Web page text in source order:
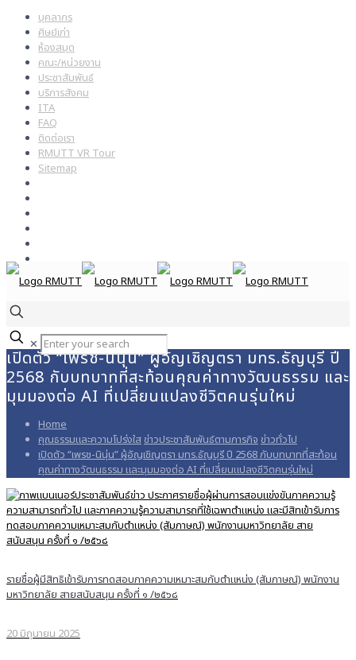
บุคลากร
ศิษย์เก่า
ห้องสมุด
คณะ/หน่วยงาน
ประชาสัมพันธ์
บริการสังคม
ITA
FAQ
ติดต่อเรา
RMUTT VR Tour
Sitemap
✕
เปิดตัว “เพรช-นินุ่น” ผู้อัญเชิญตรา มทร.ธัญบุรี ปี
2568 กับบทบาทที่สะท้อนคุณค่าทางวัฒนธรรม และ
มุมมองต่อ AI ที่เปลี่ยนแปลงชีวิตคนรุ่นใหม่
Home
คุณธรรมและความโปร่งใสข่าวประชาสัมพันธ์ตามภารกิจ ข่าวทั่วไป
เปิดตัว “เพรช-นินุ่น” ผู้อัญเชิญตรา มทร.ธัญบุรี ปี 2568 กับบทบาทที่สะท้อน
คุณค่าทางวัฒนธรรม และมุมมองต่อ AI ที่เปลี่ยนแปลงชีวิตคนรุ่นใหม่
รายชื่อผู้มีสิทธิเข้ารับการทดสอบภาคความเหมาะสมกับตำแหน่ง (สัมภาษณ์) พนักงาน
มหาวิทยาลัย สายสนับสนุน ครั้งที่ ๑ /๒๕๖๘
20 มิถุนายน 2025